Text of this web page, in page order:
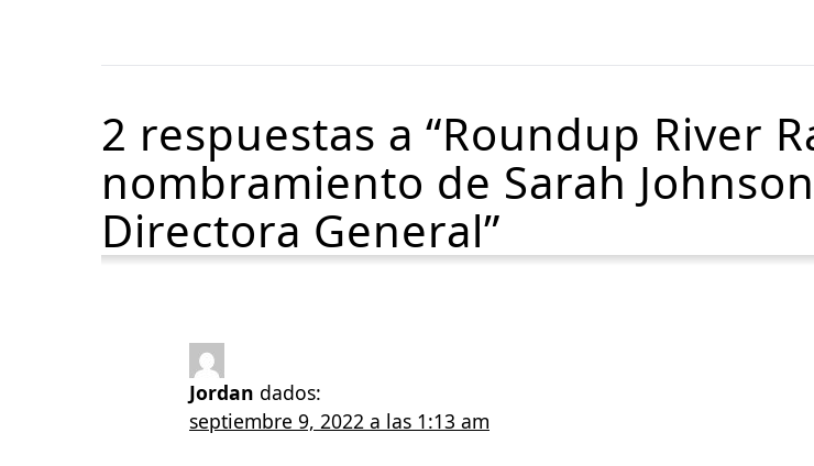
2 respuestas a “Roundup River
nombramiento de Sarah
Directora General”
Jordan dados:
septiembre 9, 2022 a las 1:13 am